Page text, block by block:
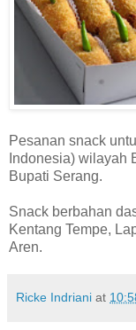
Pesanan snack
Indonesia) wilayah
Bupati Serang.
Snack berbahan
Kentang Tempe,
Aren.
Ricke Indriani at